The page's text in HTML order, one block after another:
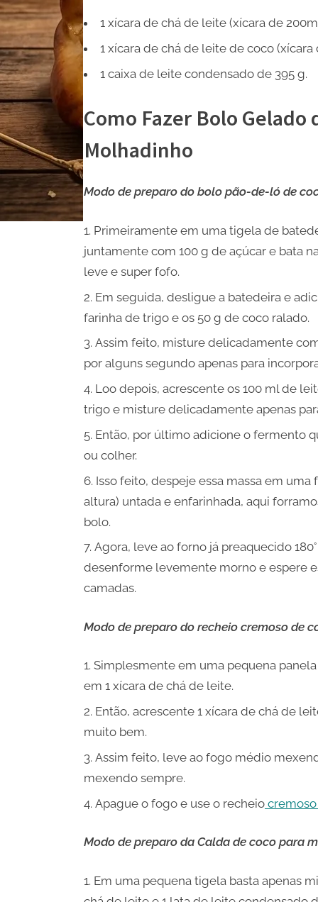
1 xícara de chá de leite (xícara de
1 xícara de chá de leite de coco (xícara
1 caixa de leite condensado de 395 g.
Como Fazer Bolo Gelado
Molhadinho
Modo de preparo do bolo pão-de-ló de
Primeiramente em uma tigela de
juntamente com 100 g de açúcar e bata
leve e super fofo.
Em seguida, desligue a batedeira e
farinha de trigo e os 50 g de coco ralado.
Assim feito, misture delicadamente
por alguns segundo apenas para
Loo depois, acrescente os 100 ml de
trigo e misture delicadamente apenas
Então, por último adicione o fermento
ou colher.
Isso feito, despeje essa massa em
altura) untada e enfarinhada, aqui
bolo.
Agora, leve ao forno já preaquecido
desenforme levemente morno e espere
camadas.
Modo de preparo do recheio cremoso de
Simplesmente em uma pequena
em 1 xícara de chá de leite.
Então, acrescente 1 xícara de chá de
muito bem.
Assim feito, leve ao fogo médio
mexendo sempre.
Apague o fogo e use o recheio
Modo de preparo da Calda de coco para
Em uma pequena tigela basta apenas